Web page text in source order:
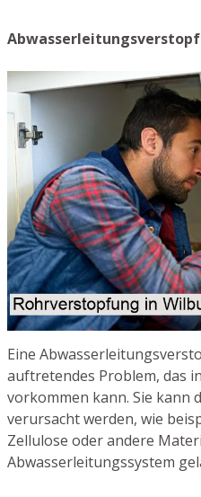
Eine
auftretendes Problem, das
vorkommen kann. Sie kann
verursacht werden, wie
Zellulose oder andere
Abwasserleitungssystem